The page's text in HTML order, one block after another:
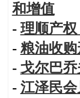
和增值
-理顺产
- 粮油收
- 戈尔巴
- 江泽民